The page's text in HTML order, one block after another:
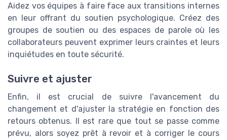
Aidez vos équipes à faire face aux transitions internes
en leur offrant du soutien psychologique. Créez des
groupes de soutien ou des espaces de parole où les
collaborateurs peuvent exprimer leurs craintes et leurs
inquiétudes en toute sécurité.
Suivre et ajuster
Enfin, il est crucial de suivre l'avancement du
changement et d'ajuster la stratégie en fonction des
retours obtenus. Il est rare que tout se passe comme
prévu, alors soyez prêt à revoir et à corriger le cours